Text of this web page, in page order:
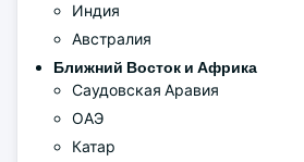
Индия
Австралия
Ближний Восток и Африка
Саудовская Аравия
ОАЭ
Катар